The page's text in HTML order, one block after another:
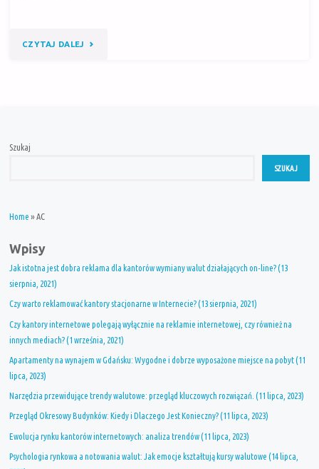
CZYTAJ DALEJ "CZY
POLSKI
Szukaj
SZUKAJ
Home »AC
Wpisy
Jak istotna jest dobra reklama dla kantorów wymiany walut działających on-line? (13
sierpnia, 2021)
Czy warto reklamować kantory stacjonarne w Internecie? (13 sierpnia, 2021)
Czy kantory internetowe polegają wyłącznie na reklamie internetowej, czy również na
innych mediach? (1 września, 2021)
Apartamenty na wynajem w Gdańsku: Wygodne i dobrze wyposażone miejsce na pobyt (11
lipca, 2023)
Narzędzia przewidujące trendy walutowe: przegląd kluczowych rozwiązań. (11 lipca, 2023)
Przegląd Okresowy Budynków: Kiedy i Dlaczego Jest Konieczny? (11 lipca, 2023)
Ewolucja rynku kantorów internetowych: analiza trendów (11 lipca, 2023)
Psychologia rynkowa a notowania walut: Jak emocje kształtują kursy walutowe (14 lipca,